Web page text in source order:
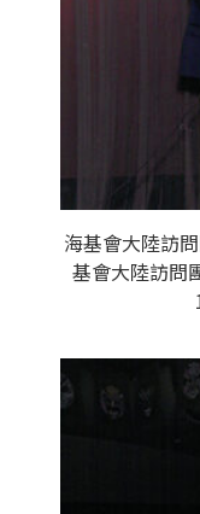
海基會大陸訪
基會大陸訪問